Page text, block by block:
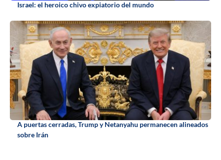
Israel: el heroico chivo expiatorio del mundo
A puertas cerradas, Trump y Netanyahu permanecen alineados
sobre Irán